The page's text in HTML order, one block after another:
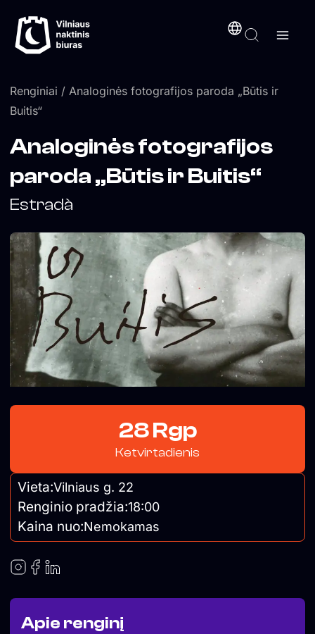
prie
turinio
Renginiai / Analoginės fotografijos paroda „Būtis ir
Buitis“
Apie renginį
Analoginės fotografijos
paroda „Būtis ir Buitis“
Estradà
28 Rgp
Ketvirtadienis
Vieta:Vilniaus g. 22
Renginio pradžia:18:00
Kaina nuo:Nemokamas